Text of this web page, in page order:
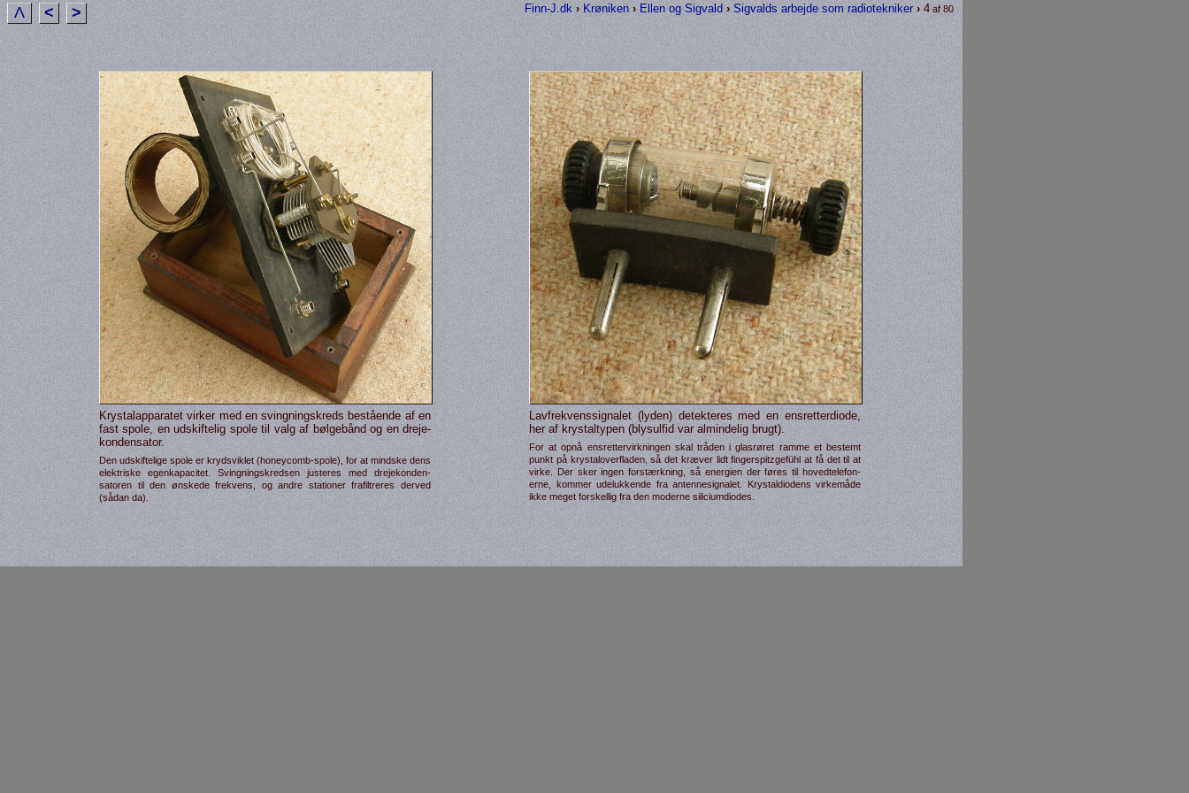
Finn-J.dk › Krøniken › Ellen og Sigvald › Sigvalds arbejde som radiotekniker › 4 af 80
Λ < >
Krystalapparatet virker med en sving­nings­kreds bestående af en
fast spole, en ud­skifte­lig spole til valg af bølge­bånd og en dreje­
konden­sator.
Den ud­skifte­lige spole er kryds­viklet (honeycomb-spole), for at mindske dens
elek­triske egenkapacitet. Sving­nings­kredsen justeres med dreje­konden­
satoren til den ønskede frekvens, og andre stationer fra­filtreres derved
(sådan da).
Lav­frekvens­signalet (lyden) detek­teres med en ens­retter­diode,
her af krystal­typen (bly­sulfid var alminde­lig brugt).
For at opnå ens­retter­virk­ningen skal tråden i glas­røret ramme et bestemt
punkt på krystal­over­fladen, så det kræver lidt finger­spitz­gefühl at få det til at
virke. Der sker ingen for­stærk­ning, så energien der føres til hoved­telefon­
erne, kommer ude­lukkende fra antenne­signalet. Krystal­diodens virke­måde
ikke meget for­skel­lig fra den moderne silicium­diodes.